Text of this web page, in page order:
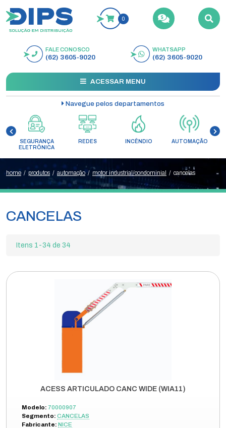
0
BUSCAR
FALE CONOSCO
(62) 3605-9020
WHATSAPP
(62) 3605-9020
ACESSAR MENU
Navegue pelos departamentos
SEGURANÇA
ELETRÔNICA
REDES INCÊNDIO AUTOMAÇÃO
home / produtos / automação / motor industrial/condominial / cancelas
CANCELAS
Itens 1-34 de 34
ACESS ARTICULADO CANC WIDE (WIA11)
Modelo: 70000907
Segmento: CANCELAS
Fabricante: NICE